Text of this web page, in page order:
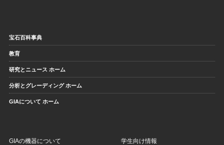
宝石百科事典
教育
研究とニュース ホーム
分析とグレーディング ホーム
GIAについて ホーム
GIAの機器について 学生向け情報